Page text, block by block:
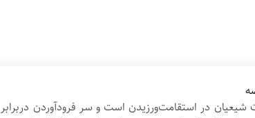
شیعیان در استقامت‌ورزیدن است و سر فرودآوردن دربرابر